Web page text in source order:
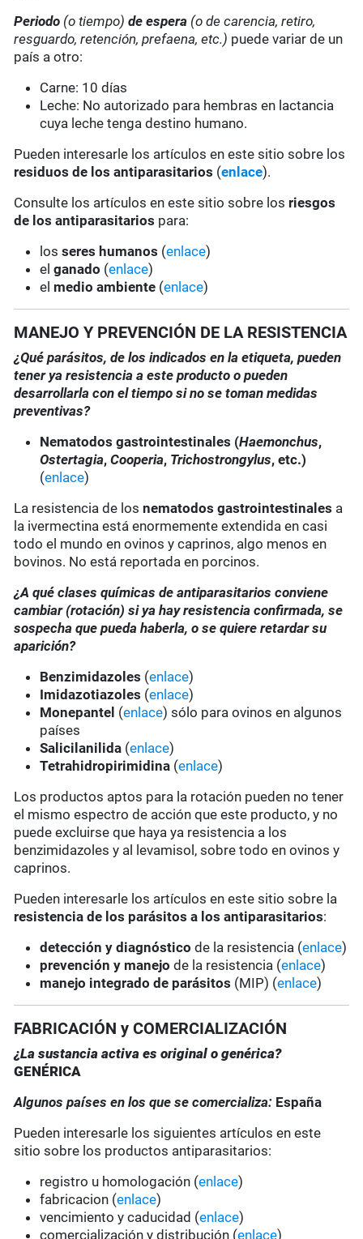
Periodo (o tiempo) de espera (o de carencia, retiro,
resguardo, retención, prefaena, etc.) puede variar de un
país a otro:
Carne: 10 días
Leche: No autorizado para hembras en lactancia
cuya leche tenga destino humano.
Pueden interesarle los artículos en este sitio sobre los
residuos de los antiparasitarios (enlace).
Consulte los artículos en este sitio sobre los riesgos
de los antiparasitarios para:
losseres humanos (enlace)
elganado (enlace)
el medio ambiente (enlace)
MANEJO Y PREVENCIÓN DE LA RESISTENCIA
¿Qué parásitos, de los indicados en la etiqueta, pueden
tener ya resistencia a este producto o pueden
desarrollarla con el tiempo si no se toman medidas
preventivas?
Nematodos gastrointestinales (Haemonchus,
Ostertagia,Cooperia, Trichostrongylus, etc.)
(enlace)
La resistencia de losnematodos gastrointestinales a
la ivermectina está enormemente extendida en casi
todo el mundo en ovinos y caprinos, algo menos en
bovinos. No está reportada en porcinos.
¿A qué clases químicas de antiparasitarios conviene
cambiar (rotación) si ya hay resistencia confirmada, se
sospecha que pueda haberla, o se quiere retardar su
aparición?
Benzimidazoles (enlace)
Imidazotiazoles (enlace)
Monepantel (enlace) sólo para ovinos en algunos
países
Salicilanilida (enlace)
Tetrahidropirimidina (enlace)
Los productos aptos para la rotación pueden no tener
el mismo espectro de acción que este producto, y no
puede excluirse que haya ya resistencia a los
benzimidazoles y al levamisol, sobre todo en ovinos y
caprinos.
Pueden interesarle los artículos en este sitio sobre la
resistencia de los parásitos a los antiparasitarios:
detección y diagnóstico de la resistencia (enlace)
prevención y manejo de la resistencia (enlace)
manejo integrado de parásitos (MIP) (enlace)
FABRICACIÓN y COMERCIALIZACIÓN
¿La sustancia activa es original o genérica?
GENÉRICA
Algunos países en los que se comercializa: España
Pueden interesarle los siguientes artículos en este
sitio sobre los productos antiparasitarios:
registro u homologación (enlace)
fabricacion (enlace)
vencimiento y caducidad (enlace)
comercialización y distribución (enlace)